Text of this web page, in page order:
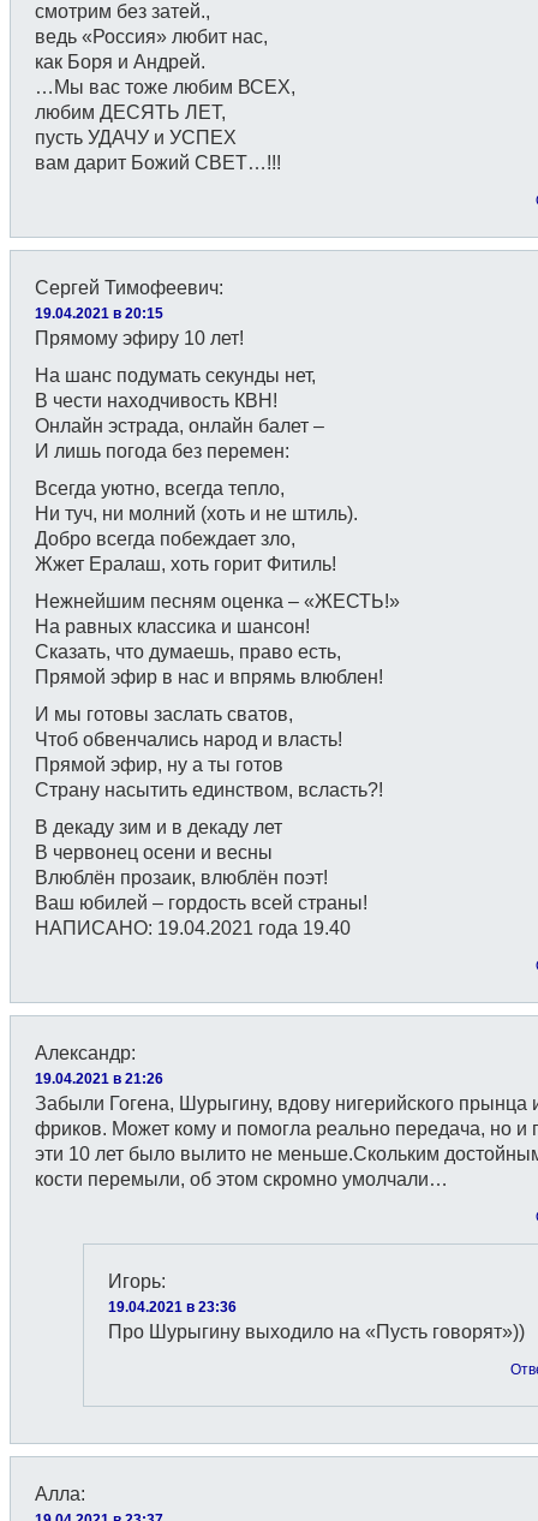
смотрим без затей.,
ведь «Россия» любит нас,
как Боря и Андрей.
…Мы вас тоже любим ВСЕХ,
любим ДЕСЯТЬ ЛЕТ,
пусть УДАЧУ и УСПЕХ
вам дарит Божий СВЕТ…!!!
Сергей Тимофеевич:
19.04.2021 в 20:15
Прямому эфиру 10 лет!
На шанс подумать секунды нет,
В чести находчивость КВН!
Онлайн эстрада, онлайн балет –
И лишь погода без перемен:
Всегда уютно, всегда тепло,
Ни туч, ни молний (хоть и не штиль).
Добро всегда побеждает зло,
Жжет Ералаш, хоть горит Фитиль!
Нежнейшим песням оценка – «ЖЕСТЬ!»
На равных классика и шансон!
Сказать, что думаешь, право есть,
Прямой эфир в нас и впрямь влюблен!
И мы готовы заслать сватов,
Чтоб обвенчались народ и власть!
Прямой эфир, ну а ты готов
Страну насытить единством, всласть?!
В декаду зим и в декаду лет
В червонец осени и весны
Влюблён прозаик, влюблён поэт!
Ваш юбилей – гордость всей страны!
НАПИСАНО: 19.04.2021 года 19.40
Александр:
19.04.2021 в 21:26
Забыли Гогена, Шурыгину, вдову нигерийского прынца
фриков. Может кому и помогла реально передача, но и
эти 10 лет было вылито не меньше.Скольким
кости перемыли, об этом скромно умолчали…
Игорь:
19.04.2021 в 23:36
Про Шурыгину выходило на «Пусть говорят»))
Алла: